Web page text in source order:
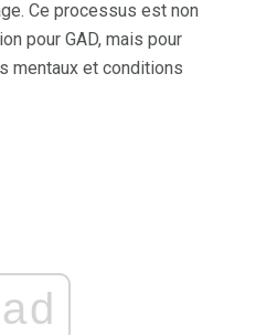
Ce processus est non
pour GAD, mais pour
mentaux et conditions
ad